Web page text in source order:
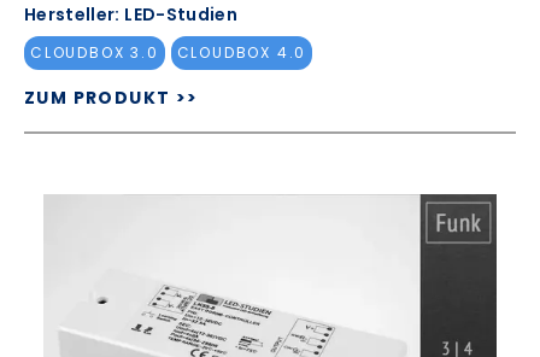
Hersteller: LED-Studien
CLOUDBOX 3.0 CLOUDBOX 4.0
ZUM PRODUKT >>